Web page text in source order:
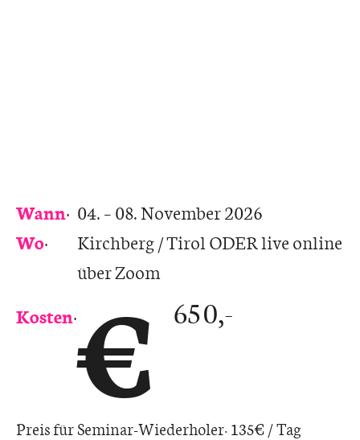
Wann: 04. – 08. November 2026
Wo:
Kirchberg / Tirol ODER live online
über Zoom
Kosten:€ 650,-
Preis für Seminar-Wiederholer: 135€ / Tag